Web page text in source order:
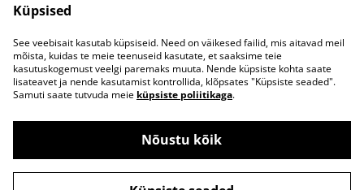
Kontaktivorm
Ostu- ja
müügitingimused
Privaatsuspoliitika
Küpsised
©2026Oh So Pretty!
Küpsised
See veebisait kasutab küpsiseid. Need on väikesed failid, mis aitavad meil
mõista, kuidas te meie teenuseid kasutate, et saaksime teie
kasutuskogemust veelgi paremaks muuta. Nende küpsiste kohta saate
lisateavet ja nende kasutamist kontrollida, klõpsates "Küpsiste seaded".
Samuti saate tutvuda meie küpsiste poliitikaga.
Nõustu kõik